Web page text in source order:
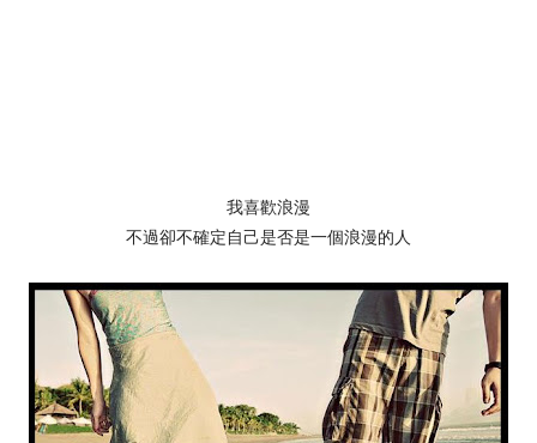
我喜歡浪漫
不過卻不確定自己是否是一個浪漫的人